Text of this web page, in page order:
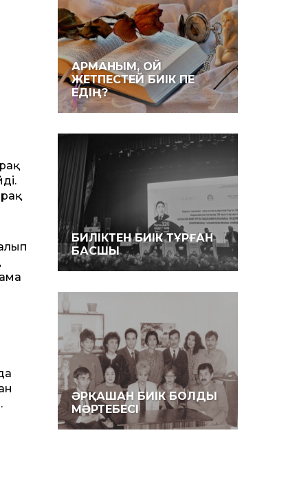
АРМАНЫМ, ОЙ
ЖЕТПЕСТЕЙ БИІК ПЕ
ЕДІҢ?
БИЛІКТЕН БИІК ТҰРҒАН
БАСШЫ
ӘРҚАШАН БИІК БОЛДЫ
МӘРТЕБЕСІ